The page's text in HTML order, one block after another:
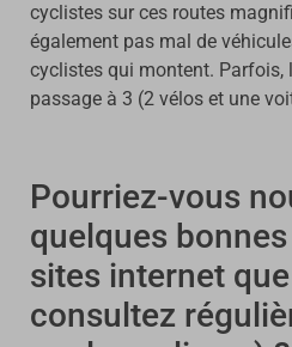
cyclistes sur ces routes
également pas mal de
cyclistes qui montent. Parfois,
passage à 3 (2 vélos et une
Pourriez-vous
quelques
sites internet
consultez